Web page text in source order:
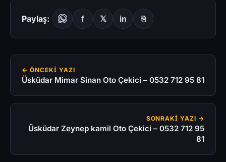
Paylaş: f 𝕏 in ⎘
← ÖNCEKI YAZI
Üsküdar Mimar Sinan Oto Çekici – 0532 712 95 81
SONRAKI YAZI →
Üsküdar Zeynep kamil Oto Çekici – 0532 712 95
81